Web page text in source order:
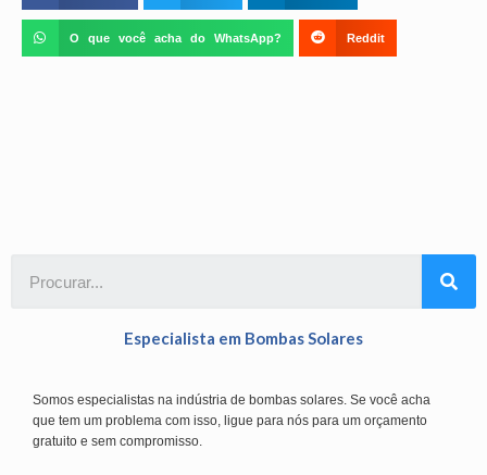
O que você acha do WhatsApp? Reddit
Especialista em Bombas Solares
Somos especialistas na indústria de bombas solares. Se você acha
que tem um problema com isso, ligue para nós para um orçamento
gratuito e sem compromisso.